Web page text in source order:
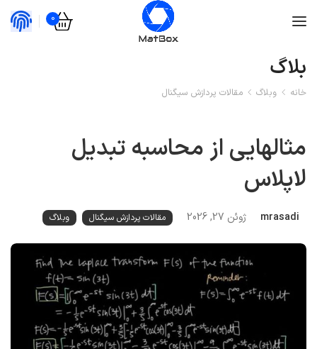
0
بلاگ
خانه وبلاگ مقالات پردازش سیگنال
مثالهایی از محاسبه تبدیل
لاپلاس
mrasadi ژوئن 27, 2026 مقالات پردازش سیگنال وبلاگ